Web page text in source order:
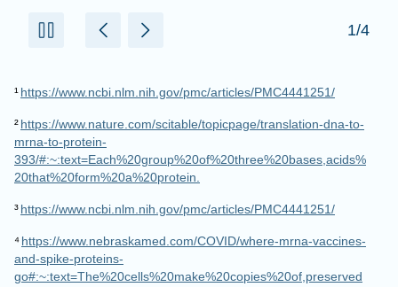
²https://www.nature.com/scitable/topicpage/translation-dna-to-
393/#:~:text=Each%20group%20of%20three%20bases,acids%
20that%20form%20a%20protein.
³https://www.ncbi.nlm.nih.gov/pmc/articles/PMC4441251/
⁴https://www.nebraskamed.com/COVID/where-mrna-vaccines-
go#:~:text=The%20cells%20make%20copies%20of,preserved
%20at%20very%20low%20temperatures.